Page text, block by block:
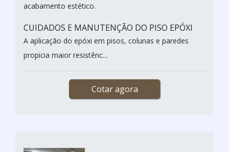
acabamento estético.
CUIDADOS E MANUTENÇÃO DO PISO EPÓXI
A aplicação do epóxi em pisos, colunas e paredes
propicia maior resistênc...
Cotar agora